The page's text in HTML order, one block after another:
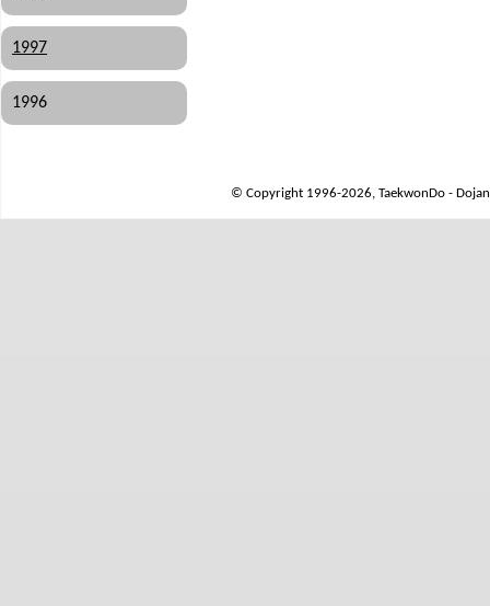
1997
1996
© Copyright 1996-2026, TaekwonDo -